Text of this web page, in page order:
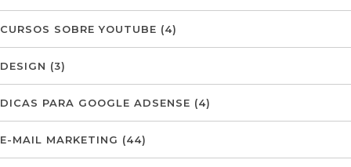
CURSOS SOBRE YOUTUBE (4)
DESIGN (3)
DICAS PARA GOOGLE ADSENSE (4)
E-MAIL MARKETING (44)